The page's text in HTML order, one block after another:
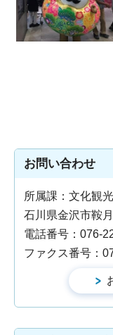
お問い合わせ
所属課：文化観
石川県金沢市鞍
電話番号：076-
ファクス番号：